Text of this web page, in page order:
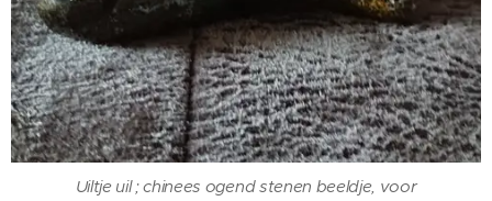
Uiltje uil ; chinees ogend stenen beeldje, voor
Uiltje uil ; chinees ogend stenen beeldje, voor
wierrookstokjes? uilenverzameling uilenbeeldje uiltjes